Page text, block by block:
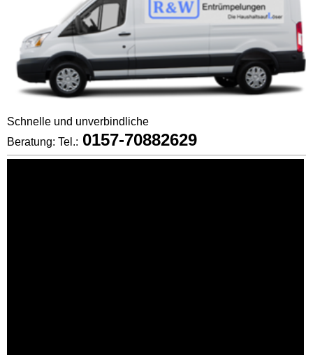
Schnelle und unverbindliche
Beratung: Tel.: 0157-70882629